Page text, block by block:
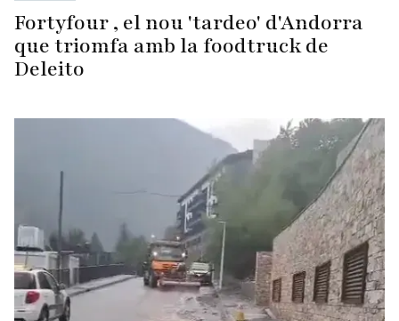
Fortyfour , el nou 'tardeo' d'Andorra
que triomfa amb la foodtruck de
Deleito